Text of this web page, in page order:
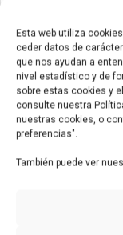
Esta web utiliza
ceder datos de
que nos ayudan a
nivel estadístico y de
sobre estas cookies y
consulte nuestra
nuestras cookies, o
preferencias".
También puede ver